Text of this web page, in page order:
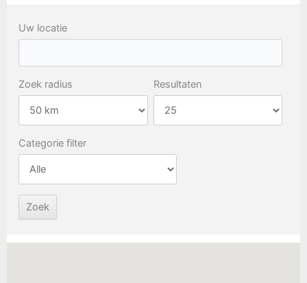
Uw locatie
Zoek radius Resultaten
Categorie filter